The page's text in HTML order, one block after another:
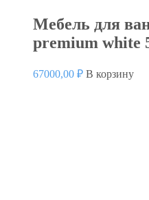
Мебель для
premium white
67000,00 ₽ В корзину